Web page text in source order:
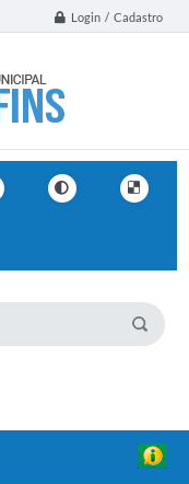
Login / Cadastro